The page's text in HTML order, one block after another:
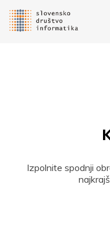
Izpolnite spodnji